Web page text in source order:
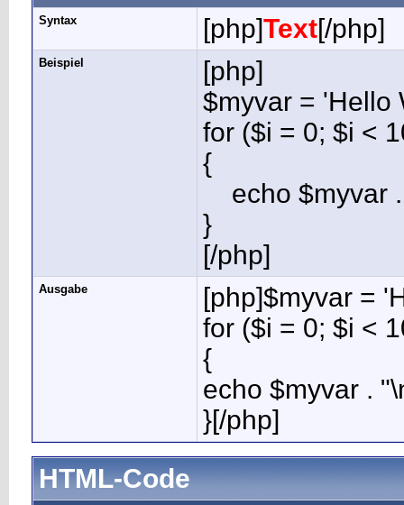
Syntax [php]Text[/php]
Beispiel
[php]
$myvar = 'Hello
for ($i = 0; $i <
{
echo $myvar
}
[/php]
Ausgabe
[php]$myvar =
for ($i = 0; $i <
{
echo $myvar .
}[/php]
HTML-Code